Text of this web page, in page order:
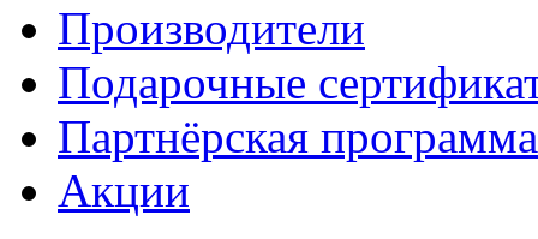
Производители
Подарочные
Партнёрская программа
Акции